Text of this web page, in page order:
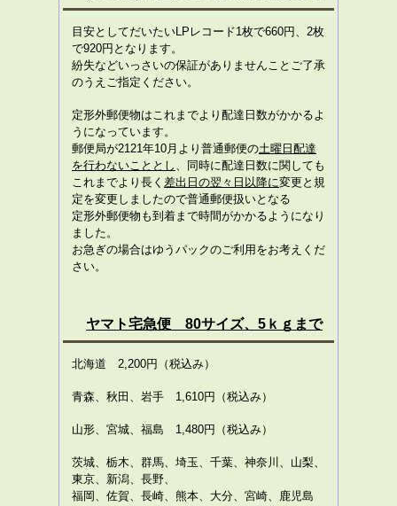
目安としてだいたいLPレコード1枚で660円 、2枚
で920円 となります。
紛失などいっさいの保証がありませんことご了承
のうえご指定ください。
定形外郵便物はこれまでより配達日数がかかるよ
うになっています。
郵便局が2121年10月より普通郵便の土曜日配達
を行わないこととし 、同時に配達日数に関しても
これまでより長く 差出日の翌々日以降に変更と規
定を変更しましたので普通郵便扱いとなる
定形外郵便物も到着まで時間がかかるようになり
ました。
お急ぎの場合はゆうパックのご利用をお考えくだ
さい。
ヤマト宅急便 80サイズ、5ｋｇまで
北海道 2,200円（税込み）
青森、秋田、岩手 1,610円（税込み）
山形、宮城、福島 1,480円（税込み）
茨城、栃木、群馬、埼玉、千葉、神奈川、山梨、
東京、新潟、長野、
福岡、佐賀、長崎、熊本、大分、宮崎、鹿児島